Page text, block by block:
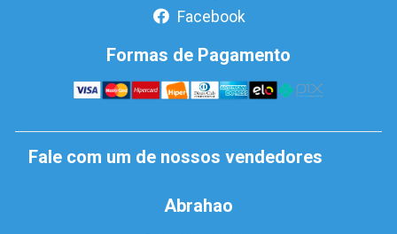
Facebook
Formas de Pagamento
Fale com um de nossos vendedores
Abrahao